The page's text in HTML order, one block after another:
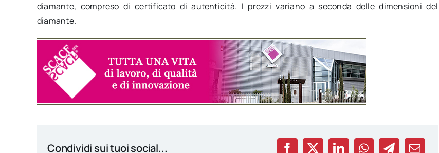
diamante, compreso di certificato di autenticità. I prezzi variano a seconda delle dimensioni del
diamante.
Condividi sui tuoi social...